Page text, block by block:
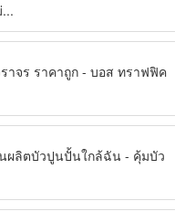
าจร ราคาถูก - บอส ทราฟฟิค
ผลิตบัวปูนปั้นใกล้ฉัน - คุ้มบัว